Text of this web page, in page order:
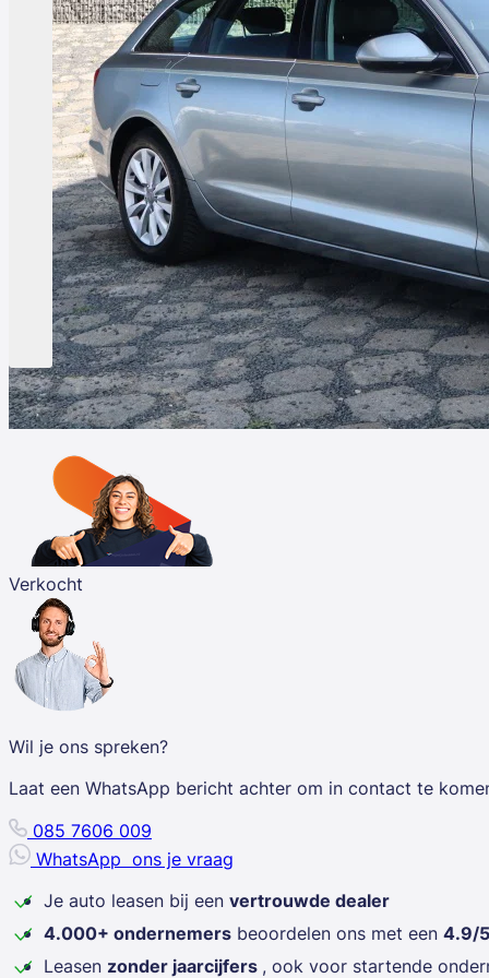
Verkocht
Wil je ons spreken?
Laat een WhatsApp bericht achter om in contact te
085 7606 009
WhatsApp ons je vraag
Je auto leasen bij een vertrouwde dealer
4.000+ ondernemers beoordelen ons met een 4.9/5
Leasen zonder jaarcijfers , ook voor startende